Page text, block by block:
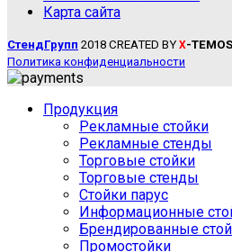
Карта сайта
СтендГрупп 2018 CREATED BY X-TEMOS
Политика конфиденциальности
Продукция
Рекламные стойки
Рекламные стенды
Торговые стойки
Торговые стенды
Стойки парус
Информационные
Брендированные
Промостойки